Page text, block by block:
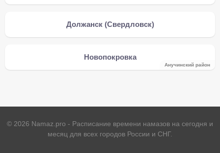
Должанск (Свердловск)
Новопокровка
Анучинский район
© 2026 Namaz.pro - Расписание времени намазов на сегодня и
месяц для всех городов России и СНГ.